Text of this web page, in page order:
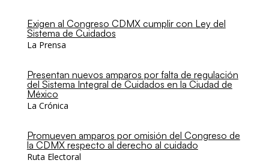
Exigen al Congreso CDMX cumplir con Ley del
Sistema de Cuidados
La Prensa
Presentan nuevos amparos por falta de regulación
del Sistema Integral de Cuidados en la Ciudad de
México
La Crónica
Promueven amparos por omisión del Congreso de
la CDMX respecto al derecho al cuidado
Ruta Electoral